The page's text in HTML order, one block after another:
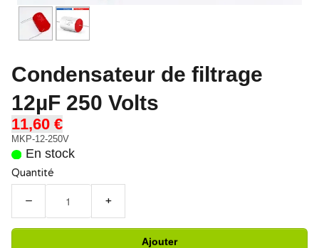
Condensateur de filtrage
12µF 250 Volts
11,60 €
MKP-12-250V
En stock
Quantité
− +
Ajouter